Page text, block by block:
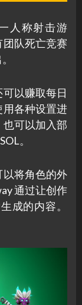
人称射击游
队死亡竞赛
以赚取每日
各种设置进
可以加入部
。
将角色的外
通过让创作
成的内容。